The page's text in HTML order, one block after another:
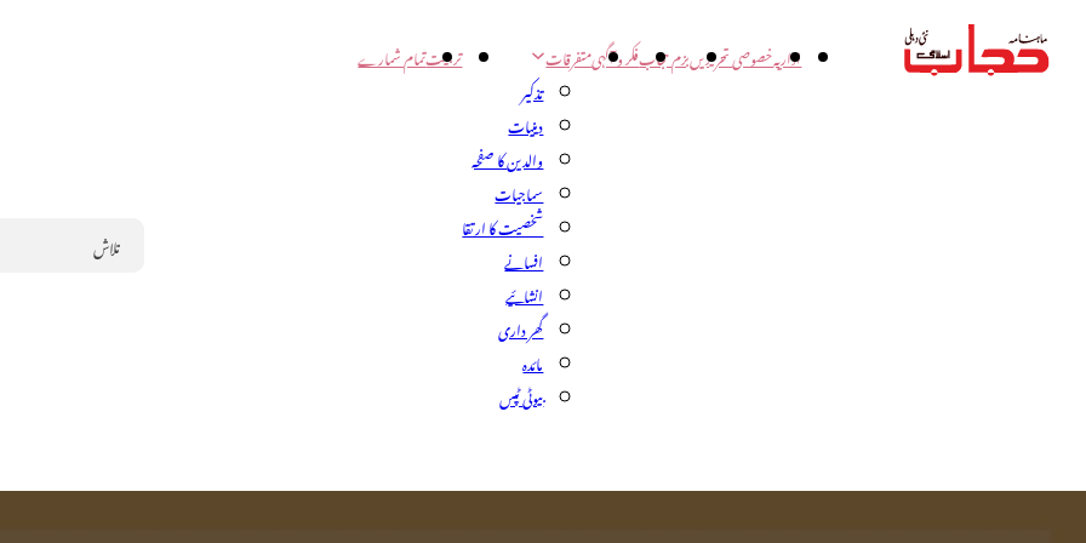
اداریہخصوصی تحریریںبزم حجابفکر و آگہیمتفرقات
تذکیر
دینیات
والدین کا صفحہ
سماجیات
شخصیت کا ارتقا
افسانے
انشائیے
گھر داری
مائدہ
بیوٹی ٹپس
تربیتتمام شمارے
Search